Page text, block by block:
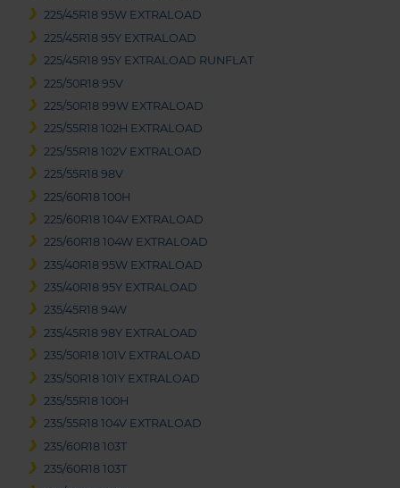
225/45R18 95W EXTRALOAD
225/45R18 95Y EXTRALOAD
225/45R18 95Y EXTRALOAD RUNFLAT
225/50R18 95V
225/50R18 99W EXTRALOAD
225/55R18 102H EXTRALOAD
225/55R18 102V EXTRALOAD
225/55R18 98V
225/60R18 100H
225/60R18 104V EXTRALOAD
225/60R18 104W EXTRALOAD
235/40R18 95W EXTRALOAD
235/40R18 95Y EXTRALOAD
235/45R18 94W
235/45R18 98Y EXTRALOAD
235/50R18 101V EXTRALOAD
235/50R18 101Y EXTRALOAD
235/55R18 100H
235/55R18 104V EXTRALOAD
235/60R18 103T
235/60R18 103T